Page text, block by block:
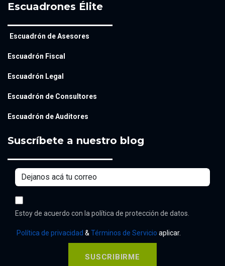
Escuadrones Élite
Escuadrón de Asesores
Escuadrón Fiscal
Escuadrón Legal
Escuadrón de Consultores
Escuadrón de Auditores
Suscríbete a nuestro blog
Estoy de acuerdo con la política de protección de datos.
Política de privacidad & Términos de Servicio aplicar.
SUSCRIBIRME